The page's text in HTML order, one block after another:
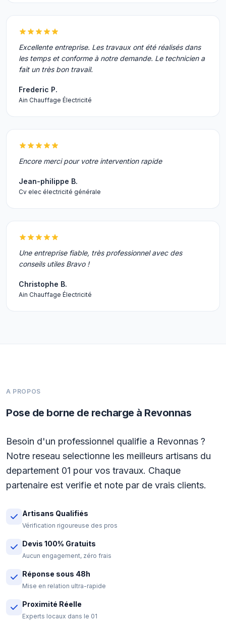
Excellente entreprise. Les travaux ont été réalisés dans
les temps et conforme à notre demande. Le technicien a
fait un très bon travail.
Frederic P.
Ain Chauffage Électricité
Encore merci pour votre intervention rapide
Jean-philippe B.
Cv elec électricité générale
Une entreprise fiable, très professionnel avec des
conseils utiles Bravo !
Christophe B.
Ain Chauffage Électricité
A PROPOS
Pose de borne de recharge à Revonnas
Besoin d'un professionnel qualifie a Revonnas ?
Notre reseau selectionne les meilleurs artisans du
departement 01 pour vos travaux. Chaque
partenaire est verifie et note par de vrais clients.
Artisans Qualifiés
Vérification rigoureuse des pros
Devis 100% Gratuits
Aucun engagement, zéro frais
Réponse sous 48h
Mise en relation ultra-rapide
Proximité Réelle
Experts locaux dans le 01